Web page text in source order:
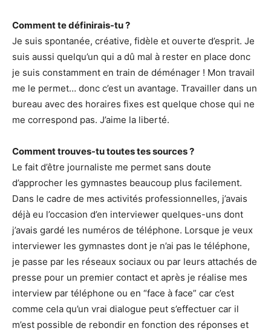
Comment te définirais-tu ?
Je suis spontanée, créative, fidèle et ouverte d’esprit. Je
suis aussi quelqu’un qui a dû mal à rester en place donc
je suis constamment en train de déménager ! Mon travail
me le permet… donc c’est un avantage. Travailler dans un
bureau avec des horaires fixes est quelque chose qui ne
me correspond pas. J’aime la liberté.
Comment trouves-tu toutes tes sources ?
Le fait d’être journaliste me permet sans doute
d’approcher les gymnastes beaucoup plus facilement.
Dans le cadre de mes activités professionnelles, j’avais
déjà eu l’occasion d’en interviewer quelques-uns dont
j’avais gardé les numéros de téléphone. Lorsque je veux
interviewer les gymnastes dont je n’ai pas le téléphone,
je passe par les réseaux sociaux ou par leurs attachés de
presse pour un premier contact et après je réalise mes
interview par téléphone ou en “face à face” car c’est
comme cela qu’un vrai dialogue peut s’effectuer car il
m’est possible de rebondir en fonction des réponses et